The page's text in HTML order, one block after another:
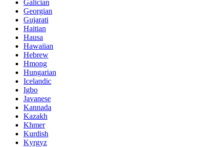
Galician
Georgian
Gujarati
Haitian
Hausa
Hawaiian
Hebrew
Hmong
Hungarian
Icelandic
Igbo
Javanese
Kannada
Kazakh
Khmer
Kurdish
Kyrgyz